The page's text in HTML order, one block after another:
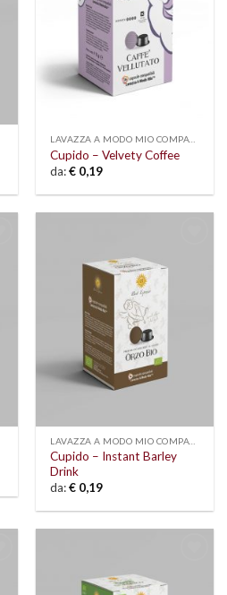
LAVAZZA A MODO MIO COMPATIBLE
Cupido – Velvety Coffee
da:€ 0,19
LAVAZZA A MODO MIO COMPATIBLE
Cupido – Instant Barley
Drink
da:€ 0,19